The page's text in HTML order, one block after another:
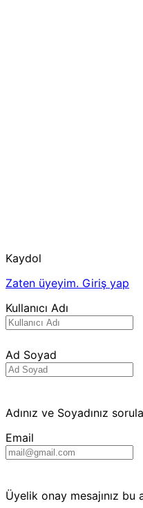
Kaydol
Zaten üyeyim. Giriş yap
Kullanıcı Adı
Ad Soyad
Adınız ve Soyadınız
Email
Üyelik onay mesajınız bu